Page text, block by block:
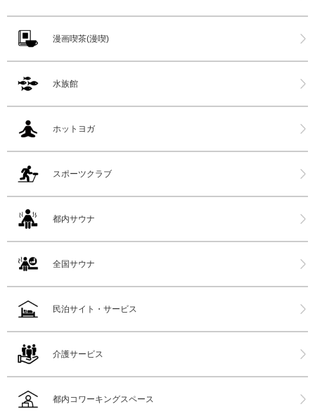
漫画喫茶(漫喫)
水族館
ホットヨガ
スポーツクラブ
都内サウナ
全国サウナ
民泊サイト・サービス
介護サービス
都内コワーキングスペース